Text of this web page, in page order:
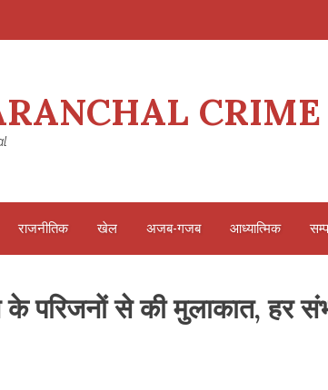
CRIME
राजनीतिक खेल अजब-गजब आध्यात्मिक
परिजनों से की मुलाकात, हर